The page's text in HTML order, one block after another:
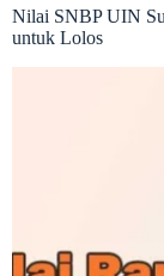
Nilai SNBP UIN
untuk Lolos